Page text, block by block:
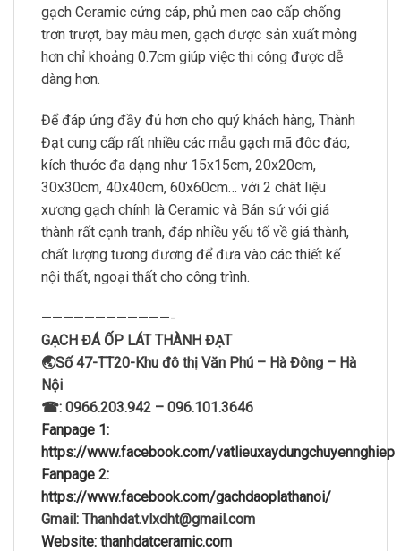
gạch Ceramic cứng cáp, phủ men cao cấp chống
trơn trượt, bay màu men, gạch được sản xuất mỏng
hơn chỉ khoảng 0.7cm giúp việc thi công được dễ
dàng hơn.
Để đáp ứng đầy đủ hơn cho quý khách hàng, Thành
Đạt cung cấp rất nhiều các mẫu gạch mã đôc đáo,
kích thước đa dạng như 15x15cm, 20x20cm,
30x30cm, 40x40cm, 60x60cm… với 2 chât liệu
xương gạch chính là Ceramic và Bán sứ với giá
thành rất cạnh tranh, đáp nhiều yếu tố về giá thành,
chất lượng tương đương để đưa vào các thiết kế
nội thất, ngoại thất cho công trình.
————————————-
GẠCH ĐÁ ỐP LÁT THÀNH ĐẠT
🌏Số 47-TT20-Khu đô thị Văn Phú – Hà Đông – Hà
Nội
☎: 0966.203.942 – 096.101.3646
Fanpage 1:
https://www.facebook.com/vatlieuxaydungchuyennghiep
Fanpage 2:
https://www.facebook.com/gachdaoplathanoi/
Gmail: Thanhdat.vlxdht@gmail.com
Website: thanhdatceramic.com